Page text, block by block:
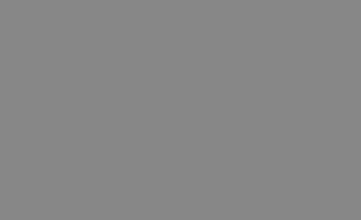
která mají přístup k
jejich webových
napříč požadavky
které zajistí, že